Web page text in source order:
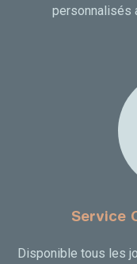
personnalisés
Service
Disponible tous les